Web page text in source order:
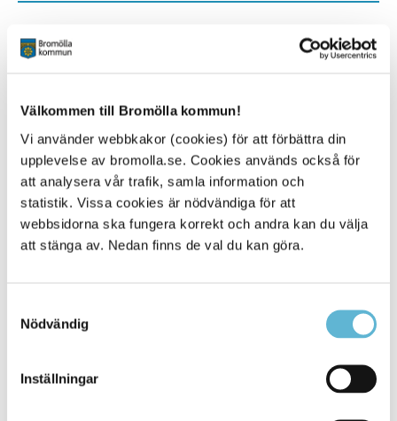
Välkommen till Bromölla kommun!
Vi använder webbkakor (cookies) för att förbättra din
upplevelse av bromolla.se. Cookies används också för
att analysera vår trafik, samla information och
statistik. Vissa cookies är nödvändiga för att
webbsidorna ska fungera korrekt och andra kan du välja
att stänga av. Nedan finns de val du kan göra.
Nödvändig
Inställningar
282
Hela webbplatsen
Platser
Alla platser